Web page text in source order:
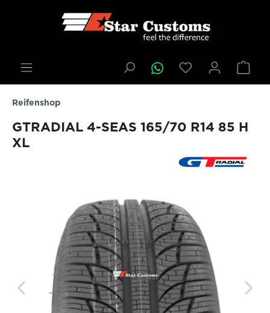
springen
Reifenshop
GTRADIAL 4-SEAS 165/70 R14 85 H
XL